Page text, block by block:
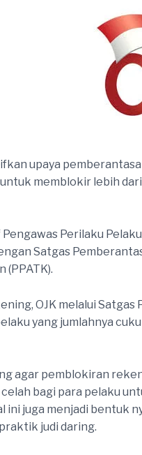
upaya
memblokir lebih
Perilaku
Satgas
(PPATK).
OJK melalui
yang jumlahnya
agar pemblokiran
bagi para pelaku
ini juga menjadi bentuk
judi daring.